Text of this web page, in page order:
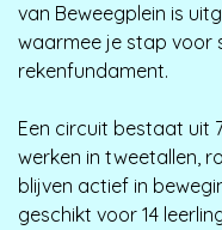
van Beweegplein is
waarmee je stap voor
rekenfundament.
Een circuit bestaat uit
werken in tweetallen,
blijven actief in
geschikt voor 14